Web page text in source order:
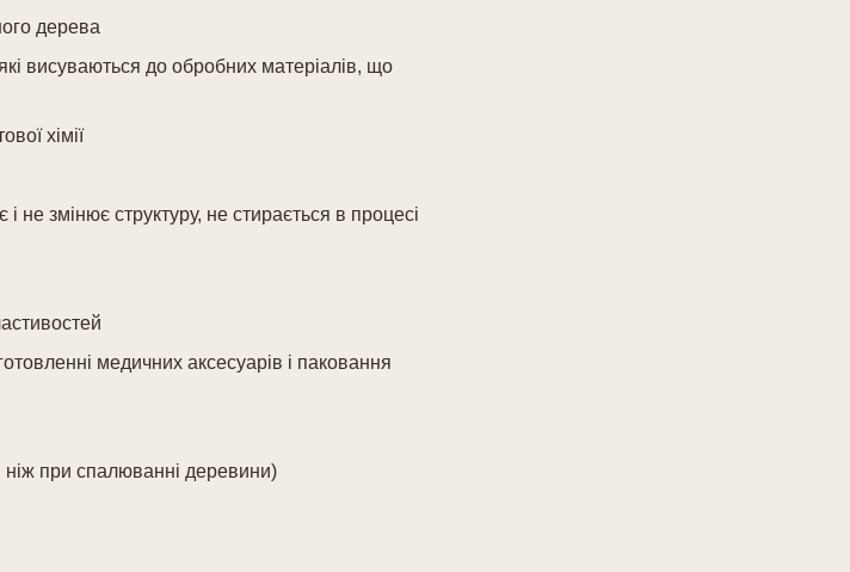
дерева
висуваються до обробних матеріалів, що
хімії
і не змінює структуру, не стирається в процесі
медичних аксесуарів і паковання
ніж при спалюванні деревини)